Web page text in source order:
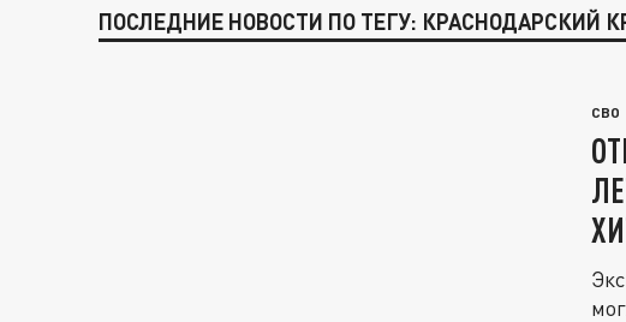
ПОСЛЕДНИЕ НОВОСТИ ПО ТЕГУ: КРАСНОДАРСКИЙ
СВО